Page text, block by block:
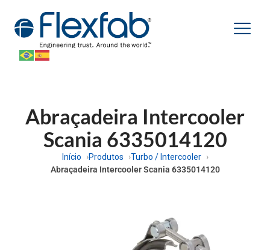
Abraçadeira Intercooler
Scania 6335014120
Início Produtos
Turbo / Intercooler
Abraçadeira Intercooler Scania 6335014120